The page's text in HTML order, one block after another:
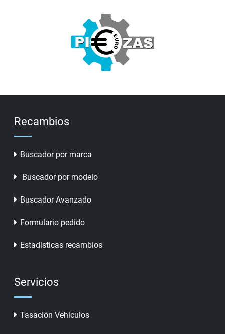
Recambios
Buscador por marca
Buscador por modelo
Buscador Avanzado
Formulario pedido
Estadisticas recambios
Servicios
Tasación Vehículos